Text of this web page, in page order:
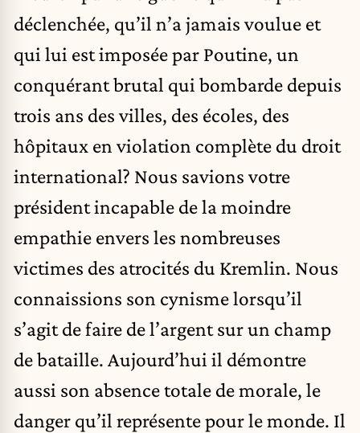
déclenchée, qu’il n’a jamais voulue et
qui lui est imposée par Poutine, un
conquérant brutal qui bombarde depuis
trois ans des villes, des écoles, des
hôpitaux en violation complète du droit
international? Nous savions votre
président incapable de la moindre
empathie envers les nombreuses
victimes des atrocités du Kremlin. Nous
connaissions son cynisme lorsqu’il
s’agit de faire de l’argent sur un champ
de bataille. Aujourd’hui il démontre
aussi son absence totale de morale, le
danger qu’il représente pour le monde. Il